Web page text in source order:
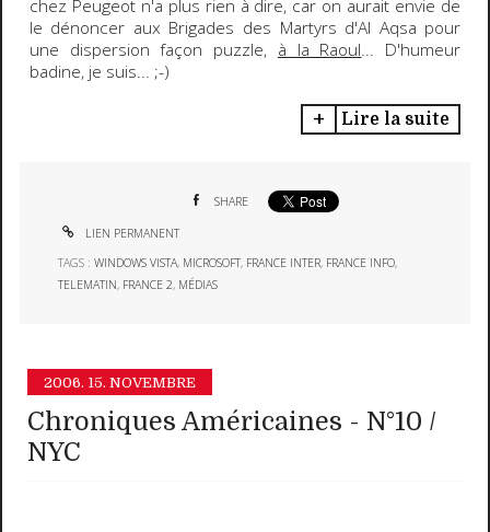
chez Peugeot n'a plus rien à dire, car on aurait envie de
le dénoncer aux Brigades des Martyrs d'Al Aqsa pour
une dispersion façon puzzle, à la Raoul... D'humeur
badine, je suis... ;-)
Lire la suite
SHARE
LIEN PERMANENT
TAGS :WINDOWS VISTA, MICROSOFT, FRANCE INTER, FRANCE INFO,
TELEMATIN, FRANCE 2, MÉDIAS
2006. 15. NOVEMBRE
Chroniques Américaines - N°10 /
NYC